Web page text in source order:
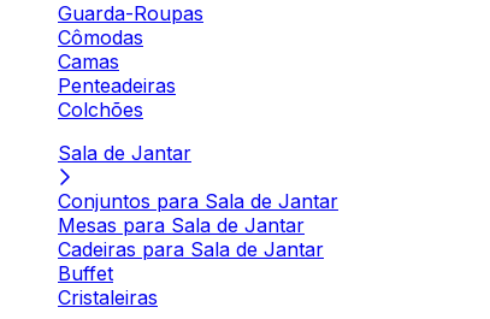
Guarda-Roupas
Cômodas
Camas
Penteadeiras
Colchões
Sala de Jantar
Conjuntos para Sala de Jantar
Mesas para Sala de Jantar
Cadeiras para Sala de Jantar
Buffet
Cristaleiras